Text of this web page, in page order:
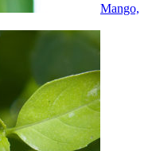
Mango,